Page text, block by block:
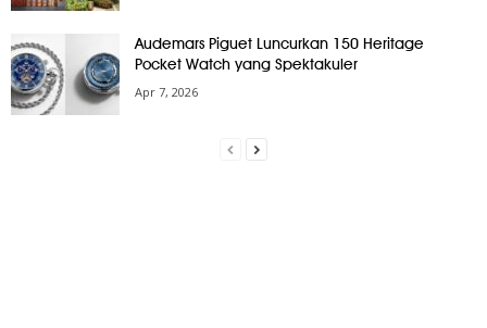
Audemars Piguet Luncurkan 150 Heritage
Pocket Watch yang Spektakuler
Apr 7, 2026